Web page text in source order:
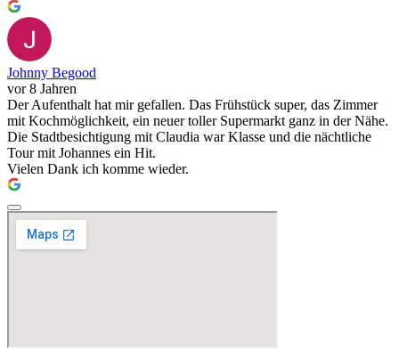
Johnny Begood
vor 8 Jahren
Der Aufenthalt hat mir gefallen. Das Frühstück super, das Zimmer
mit Kochmöglichkeit, ein neuer toller Supermarkt ganz in der Nähe.
Die Stadtbesichtigung mit Claudia war Klasse und die nächtliche
Tour mit Johannes ein Hit.
Vielen Dank ich komme wieder.